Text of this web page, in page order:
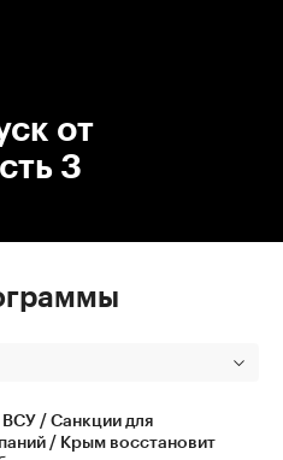
от
3
/ Санкции для
/ Крым восстановит